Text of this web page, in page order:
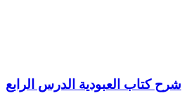
شرح كتاب العبودية الدرس الرابع